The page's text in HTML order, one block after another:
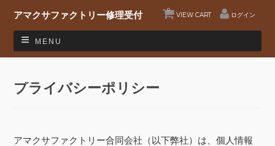
VIEW CART
0
ログイン
アマクサファクトリー修理受付
MENU
プライバシーポリシー
アマクサファクトリー合同会社（以下弊社）は、個人情報